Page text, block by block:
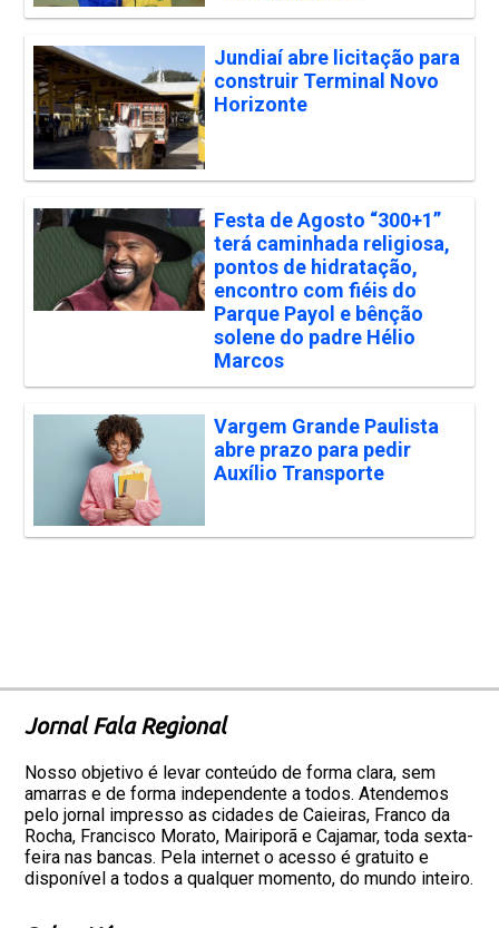
Jundiaí abre licitação para
construir Terminal Novo
Horizonte
Festa de Agosto “300+1”
terá caminhada religiosa,
pontos de hidratação,
encontro com fiéis do
Parque Payol e bênção
solene do padre Hélio
Marcos
Vargem Grande Paulista
abre prazo para pedir
Auxílio Transporte
Jornal Fala Regional
Nosso objetivo é levar conteúdo de forma clara, sem
amarras e de forma independente a todos. Atendemos
pelo jornal impresso as cidades de Caieiras, Franco da
Rocha, Francisco Morato, Mairiporã e Cajamar, toda sexta-
feira nas bancas. Pela internet o acesso é gratuito e
disponível a todos a qualquer momento, do mundo inteiro.